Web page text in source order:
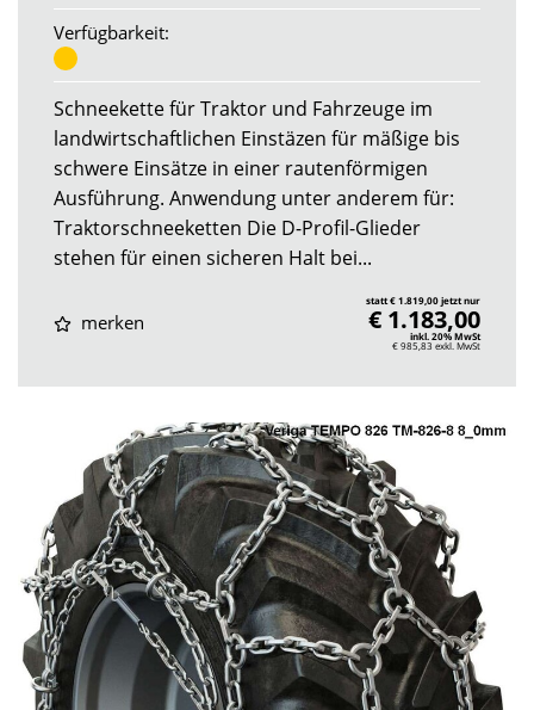
Verfügbarkeit:
Schneekette für Traktor und Fahrzeuge im
landwirtschaftlichen Einstäzen für mäßige bis
schwere Einsätze in einer rautenförmigen
Ausführung. Anwendung unter anderem für:
Traktorschneeketten Die D-Profil-Glieder
stehen für einen sicheren Halt bei...
merken
statt € 1.819,00 jetzt nur
€ 1.183,00
inkl. 20% MwSt
€ 985,83 exkl. MwSt